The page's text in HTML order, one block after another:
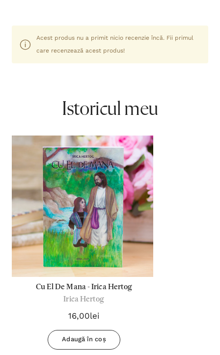
Acest produs nu a primit nicio recenzie încă. Fii primul
care recenzează acest produs!
Istoricul meu
Cu El De Mana - Irica Hertog
Irica Hertog
16,00lei
Adaugă în coș